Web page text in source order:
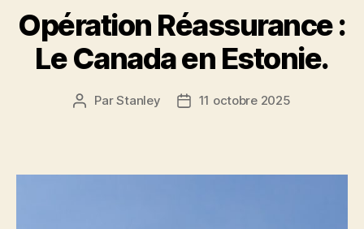
Opération Réassurance :
Le Canada en Estonie.
Auteur
ParStanley
Date11 octobre 2025